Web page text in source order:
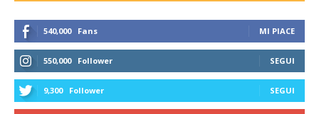
540,000 Fans MI PIACE
550,000 Follower SEGUI
9,300 Follower SEGUI